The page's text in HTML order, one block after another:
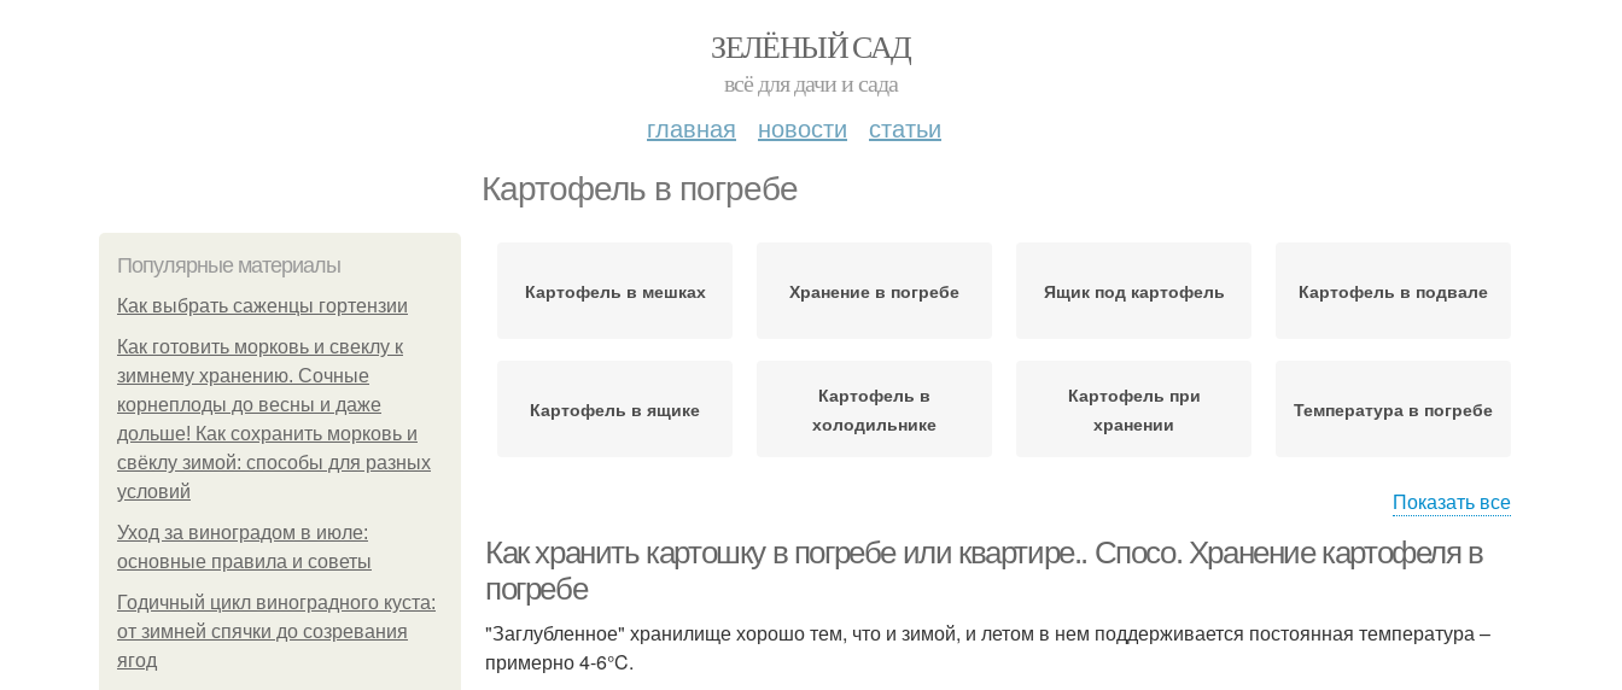
ЗЕЛЁНЫЙ САД
всё для дачи и сада
главная новости статьи
Картофель в погребе
Популярные материалы
Как выбрать саженцы гортензии
Как готовить морковь и свеклу к
зимнему хранению. Сочные
корнеплоды до весны и даже
дольше! Как сохранить морковь и
свёклу зимой: способы для разных
условий
Уход за виноградом в июле:
основные правила и советы
Годичный цикл виноградного куста:
от зимней спячки до созревания
ягод
Картофель в мешках Хранение в погребе Ящик под картофель Картофель в подвале
Картофель в ящике
Картофель в
холодильнике
Картофель при
хранении
Температура в погребе
хранилищах
Картофель в домашних
условиях
Картофель в
Руки в погребе Картофель на балконе
Показать все
Как хранить картошку в погребе или квартире.. Спосо. Хранение картофеля в
погребе
"Заглубленное" хранилище хорошо тем, что и зимой, и летом в нем поддерживается постоянная температура –
примерно 4-6°C.